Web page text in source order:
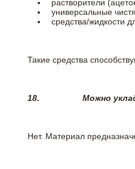
растворители
универсальные
средства/жидкости
Такие средства
18. Можно
Нет. Материал